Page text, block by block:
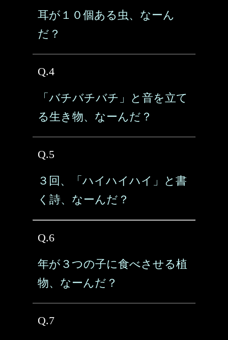
耳が１０個ある虫、なーん
だ？
Q.4
「バチバチバチ」と音を立て
る生き物、なーんだ？
Q.5
３回、「ハイハイハイ」と書
く詩、なーんだ？
Q.6
年が３つの子に食べさせる植
物、なーんだ？
Q.7